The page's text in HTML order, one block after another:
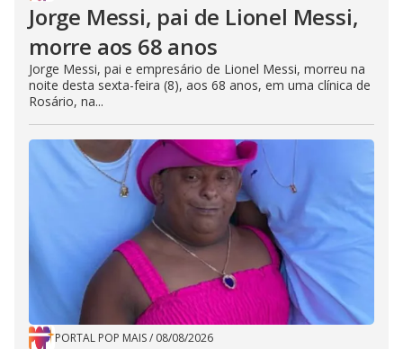
Jorge Messi, pai de Lionel Messi,
morre aos 68 anos
Jorge Messi, pai e empresário de Lionel Messi, morreu na
noite desta sexta-feira (8), aos 68 anos, em uma clínica de
Rosário, na...
PORTAL POP MAIS/ 08/08/2026